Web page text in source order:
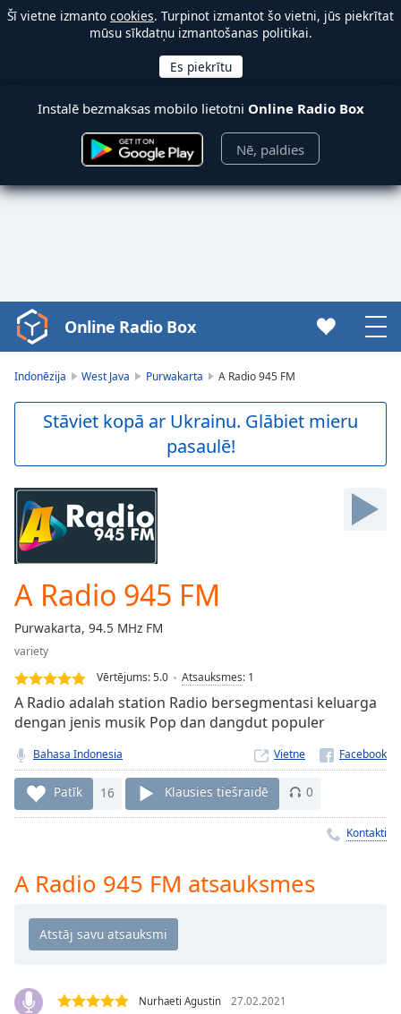
Šī vietne izmanto cookies. Turpinot izmantot šo vietni, jūs piekrītat
mūsu sīkdatņu izmantošanas politikai.
Instalē bezmaksas mobilo lietotni Online Radio Box
Nē, paldies
Video
Player
Skip
Skip
Forward
Mute
Current
Loaded:
0.00%
Stream
Type LIVE
Seek to
live,
behind
liveLIVE
Remaining
Time-
Playback
Chapters
Descriptions
Online Radio Box
Indonēzija West Java Purwakarta A Radio 945 FM
Stāviet kopā ar Ukrainu. Glābiet mieru
pasaulē!
A Radio 945 FM
Purwakarta, 94.5 MHz FM
variety
Vērtējums:5.0 Atsauksmes: 1
A Radio adalah station Radio bersegmentasi keluarga
dengan jenis musik Pop dan dangdut populer
Bahasa Indonesia Vietne
Patīk 16 Klausies tiešraidē 0
Kontakti
A Radio 945 FM atsauksmes
Nurhaeti Agustin 27.02.2021